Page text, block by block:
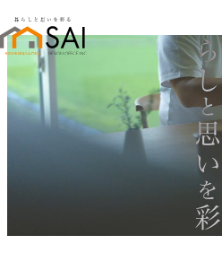
暮らし
と
思い
を
彩る